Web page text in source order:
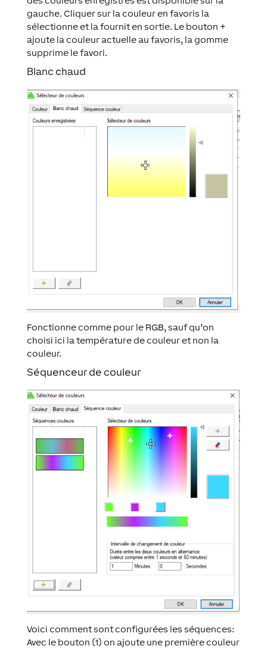
gauche. Cliquer sur la couleur en favoris la
sélectionne et la fournit en sortie. Le bouton +
ajoute la couleur actuelle au favoris, la gomme
supprime le favori.
Blanc chaud
Fonctionne comme pour le RGB, sauf qu’on
choisi ici la température de couleur et non la
couleur.
Séquenceur de couleur
Voici comment sont configurées les séquences:
Avec le bouton (1) on ajoute une première couleur